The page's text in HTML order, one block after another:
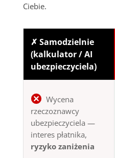
Ciebie.
✗ Samodzielnie
(kalkulator / AI
ubezpieczyciela)
Wycena
rzeczoznawcy
ubezpieczyciela —
interes płatnika,
ryzyko zaniżenia